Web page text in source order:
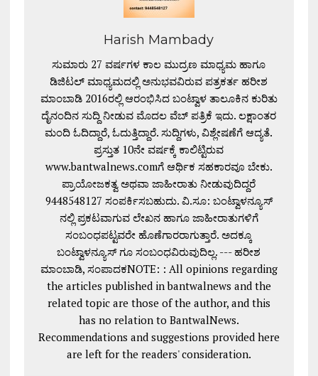
Harish Mambady
ಸುಮಾರು 27 ವರ್ಷಗಳ ಕಾಲ ಮುದ್ರಣ ಮಾಧ್ಯಮ ಹಾಗೂ
ಡಿಜಿಟಲ್ ಮಾಧ್ಯಮದಲ್ಲಿ ಅನುಭವವಿರುವ ಪತ್ರಕರ್ತ ಹರೀಶ
ಮಾಂಬಾಡಿ 2016ರಲ್ಲಿ ಆರಂಭಿಸಿದ ಬಂಟ್ವಾಳ ತಾಲೂಕಿನ ಕುರಿತು
ದೈನಂದಿನ ಸುದ್ದಿ ನೀಡುವ ಮೊದಲ ವೆಬ್ ಪತ್ರಿಕೆ ಇದು. ಲಕ್ಷಾಂತರ
ಮಂದಿ ಓದಿದ್ದಾರೆ, ಓದುತ್ತಿದ್ದಾರೆ. ಸುದ್ದಿಗಳು, ವಿಶ್ಲೇಷಣೆಗೆ ಆದ್ಯತೆ.
ಪ್ರಸ್ತುತ 10ನೇ ವರ್ಷಕ್ಕೆ ಕಾಲಿಟ್ಟಿರುವ
www.bantwalnews.comಗೆ ಆರ್ಥಿಕ ಸಹಕಾರವೂ ಬೇಕು.
ಪ್ರಾಯೋಜಕತ್ವ ಅಥವಾ ಜಾಹೀರಾತು ನೀಡುವುದಿದ್ದರೆ
9448548127 ಸಂಪರ್ಕಿಸಬಹುದು. ವಿ.ಸೂ: ಬಂಟ್ವಾಳನ್ಯೂಸ್
ನಲ್ಲಿ ಪ್ರಕಟವಾಗುವ ಲೇಖನ ಹಾಗೂ ಜಾಹೀರಾತುಗಳಿಗೆ
ಸಂಬಂಧಪಟ್ಟವರೇ ಹೊಣೆಗಾರರಾಗುತ್ತಾರೆ. ಅದಕ್ಕೂ
ಬಂಟ್ವಾಳನ್ಯೂಸ್ ಗೂ ಸಂಬಂಧವಿರುವುದಿಲ್ಲ. --- ಹರೀಶ
ಮಾಂಬಾಡಿ, ಸಂಪಾದಕNOTE: : All opinions regarding
the articles published in bantwalnews and the
related topic are those of the author, and this
has no relation to BantwalNews.
Recommendations and suggestions provided here
are left for the readers' consideration.